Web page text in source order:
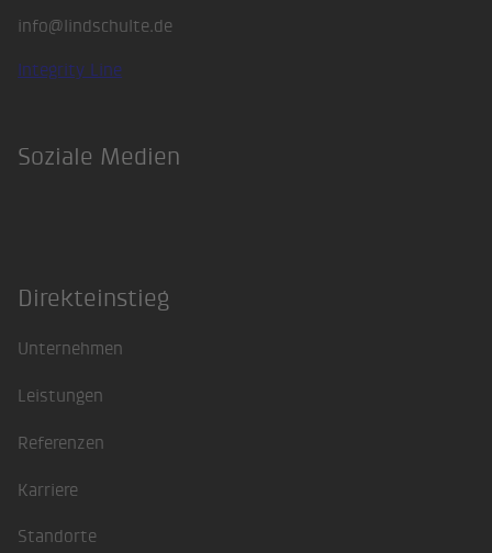
info@lindschulte.de
Integrity Line
Soziale Medien
Direkteinstieg
Unternehmen
Leistungen
Referenzen
Karriere
Standorte